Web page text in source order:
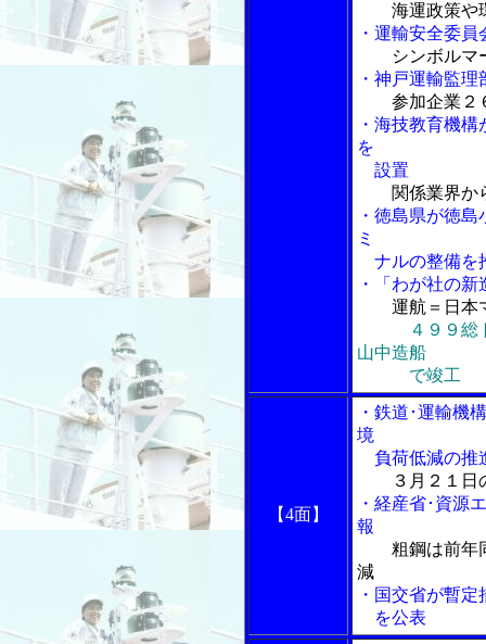
海運政策や
・運輸安全委
シンボルマ
・神戸運輸監
参加企業２
・海技教育機
を
設置
関係業界か
・徳島県が徳
ミ
ナルの整備を
・「わが社の新
運航＝日本
４９９総
山中造船
で竣工
【4面】
・鉄道･運輸機
境
負荷低減の推
３月２１
・経産省･資源
報
粗鋼は前年
減
・国交省が暫
を公表